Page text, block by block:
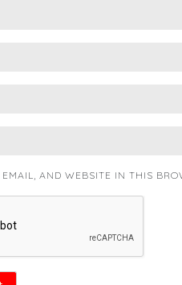
AND WEBSITE IN THIS